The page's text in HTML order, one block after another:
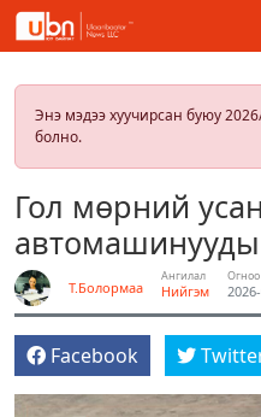
Энэ мэдээ хуучирсан буюу
болно.
Гол мөрний
Т.Болормаа
Ангилал
Нийгэм
Огноо
Facebook